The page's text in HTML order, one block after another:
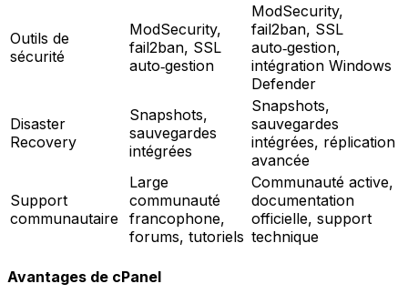
Outils de
sécurité
ModSecurity,
fail2ban, SSL
auto‑gestion
ModSecurity,
fail2ban, SSL
auto‑gestion,
intégration Windows
Defender
Disaster
Recovery
Snapshots,
sauvegardes
intégrées
Snapshots,
sauvegardes
intégrées, réplication
avancée
Support
communautaire
Large
communauté
francophone,
forums, tutoriels
Communauté active,
documentation
officielle, support
technique
Avantages de cPanel